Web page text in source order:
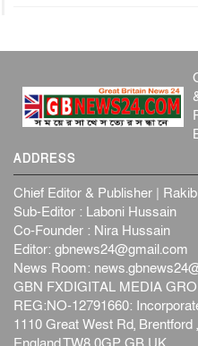
জাতীয়
জনগণ পরিবর্তন
প্রধানমন্ত্রী
জাতীয়
বেনজীর আহমেদের
হরমুজ নিয়ে ইরান-
আন্তর্জাতিক
পৃথিবীর দিকে আসছে
হব...
আন্তর্জাতিক
কেনিয়ায় ১৫ হাতির
ADDRESS
Chief Editor & Publisher |
Sub-Editor : Laboni Hussain
Co-Founder : Nira Hussain
Editor: gbnews24@gmail.com
News Room:
GBN FXDIGITAL MEDIA
REG:NO-12791660:
1110 Great West Rd, Brentford